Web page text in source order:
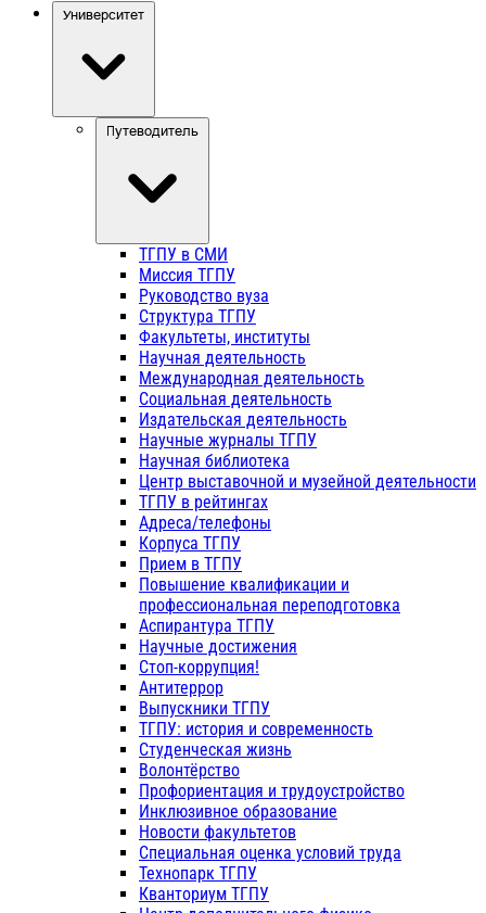
Университет
Путеводитель
ТГПУ в СМИ
Миссия ТГПУ
Руководство вуза
Структура ТГПУ
Факультеты, институты
Научная деятельность
Международная деятельность
Социальная деятельность
Издательская деятельность
Научные журналы ТГПУ
Научная библиотека
Центр выставочной и музейной деятельности
ТГПУ в рейтингах
Адреса/телефоны
Корпуса ТГПУ
Прием в ТГПУ
Повышение квалификации и
профессиональная переподготовка
Аспирантура ТГПУ
Научные достижения
Стоп-коррупция!
Антитеррор
Выпускники ТГПУ
ТГПУ: история и современность
Студенческая жизнь
Волонтёрство
Профориентация и трудоустройство
Инклюзивное образование
Новости факультетов
Специальная оценка условий труда
Технопарк ТГПУ
Кванториум ТГПУ